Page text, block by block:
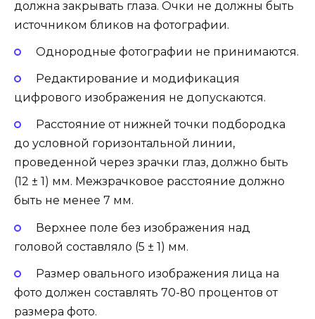
должна закрывать глаза. Очки не должны быть
источником бликов на фотографии.
Однородные фотографии не принимаются.
Редактирование и модификация
цифрового изображения не допускаются.
Расстояние от нижней точки подбородка
до условной горизонтальной линии,
проведенной через зрачки глаз, должно быть
(12 ± 1) мм. Межзрачковое расстояние должно
быть не менее 7 мм.
Верхнее поле без изображения над
головой составляло (5 ± 1) мм.
Размер овального изображения лица на
фото должен составлять 70-80 процентов от
размера фото.